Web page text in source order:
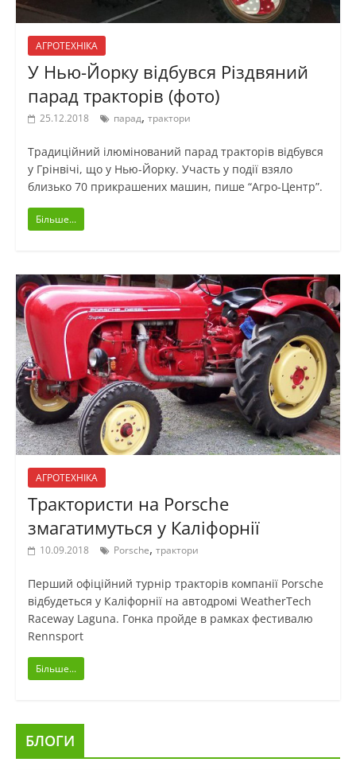
АГРОТЕХНІКА
У Нью-Йорку відбувся Різдвяний
парад тракторів (фото)
25.12.2018 парад, трактори
Традиційний ілюмінований парад тракторів відбувся
у Грінвічі, що у Нью-Йорку. Участь у події взяло
близько 70 прикрашених машин, пише “Агро-Центр”.
Більше...
АГРОТЕХНІКА
Трактористи на Porsche
змагатимуться у Каліфорнії
10.09.2018 Porsche, трактори
Перший офіційний турнір тракторів компанії Porsche
відбудеться у Каліфорнії на автодромі WeatherTech
Raceway Laguna. Гонка пройде в рамках фестивалю
Rennsport
Більше...
БЛОГИ